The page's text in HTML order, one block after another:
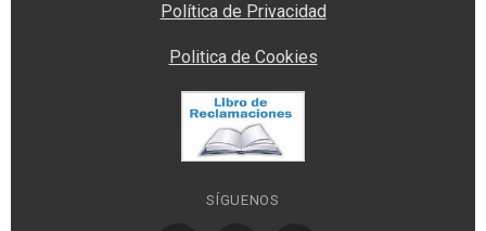
Política de Privacidad
Politica de Cookies
SÍGUENOS